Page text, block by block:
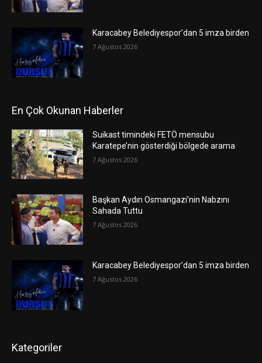
Karacabey Belediyespor’dan 5 imza birden
7 Ağustos 2026
En Çok Okunan Haberler
Suikast timindeki FETÖ mensubu
Karatepe’nin gösterdiği bölgede arama
7 Ağustos 2026
Başkan Aydın Osmangazi’nin Nabzını
Sahada Tuttu
7 Ağustos 2026
Karacabey Belediyespor’dan 5 imza birden
7 Ağustos 2026
Kategoriler